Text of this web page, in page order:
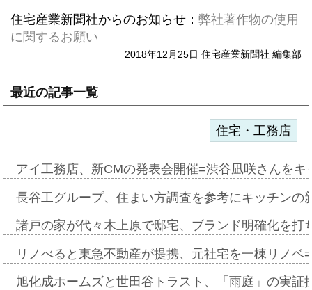
住宅産業新聞社からのお知らせ： 弊社著作物の使用
に関するお願い
2018年12月25日 住宅産業新聞社 編集部
最近の記事一覧
住宅・工務店
アイ工務店、新CMの発表会開催=渋谷凪咲さんを
長谷工グループ、住まい方調査を参考にキッチン
諸戸の家が代々木上原で邸宅、ブランド明確化を
リノべると東急不動産が提携、元社宅を一棟リノ
旭化成ホームズと世田谷トラスト、「雨庭」の実